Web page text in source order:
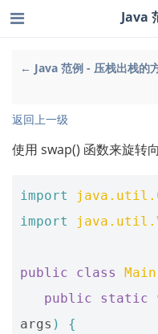
← Java 范例 - 压栈出栈的
Java
返回上一级
使用 swap() 函数来旋转
import
import
public class Main
public
static
args )
{